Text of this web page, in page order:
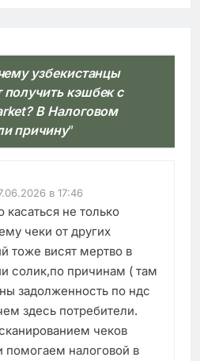
узбекистанцы
кэшбек с
В Налоговом
причину”
в 17:46
не только
чеки от других
тоже висят мертво в
солик,по причинам ( там
задолженность по ндс
здесь потребители.
чеков
помогаем налоговой в